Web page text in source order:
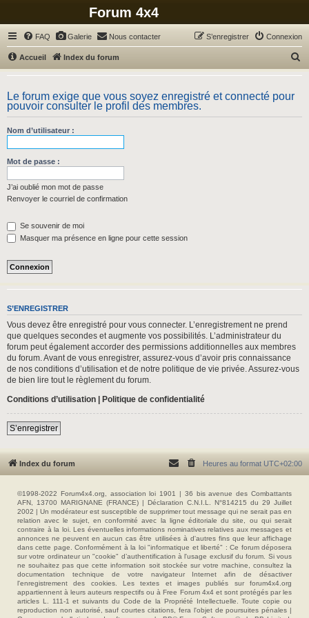
Forum 4x4
FAQ Galerie Nous contacter Connexion
S’enregistrer
Accueil Index du forum
Le forum exige que vous soyez enregistré et connecté pour
pouvoir consulter le profil des membres.
Nom d’utilisateur :
Mot de passe :
J’ai oublié mon mot de passe
Renvoyer le courriel de confirmation
Se souvenir de moi
Masquer ma présence en ligne pour cette session
S’ENREGISTRER
Vous devez être enregistré pour vous connecter. L’enregistrement ne prend
que quelques secondes et augmente vos possibilités. L’administrateur du
forum peut également accorder des permissions additionnelles aux membres
du forum. Avant de vous enregistrer, assurez-vous d’avoir pris connaissance
de nos conditions d’utilisation et de notre politique de vie privée. Assurez-vous
de bien lire tout le règlement du forum.
Conditions d’utilisation | Politique de confidentialité
S’enregistrer
Index du forum Heures au format UTC+02:00
©1998-2022 Forum4x4.org, association loi 1901 | 36 bis avenue des Combattants
AFN, 13700 MARIGNANE (FRANCE) | Déclaration C.N.I.L. N°814215 du 29 Juillet
2002 | Un modérateur est susceptible de supprimer tout message qui ne serait pas en
relation avec le sujet, en conformité avec la ligne éditoriale du site, ou qui serait
contraire à la loi. Les éventuelles informations nominatives relatives aux messages et
annonces ne peuvent en aucun cas être utilisées à d'autres fins que leur affichage
dans cette page. Conformément à la loi "informatique et liberté" : Ce forum déposera
sur votre ordinateur un "cookie" d’authentification à l'usage exclusif du forum. Si vous
ne souhaitez pas que cette information soit stockée sur votre machine, consultez la
documentation technique de votre navigateur Internet afin de désactiver
l'enregistrement des cookies. Les textes et images publiés sur forum4x4.org
appartiennent à leurs auteurs respectifs ou à Free Forum 4x4 et sont protégés par les
articles L. 111-1 et suivants du Code de la Propriété Intellectuelle. Toute copie ou
reproduction non autorisé, sauf courtes citations, fera l'objet de poursuites pénales |